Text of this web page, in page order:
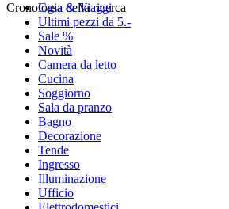
Cronologia della ricerca
Casa & Viaggi
Ultimi pezzi da 5.-
Sale %
Novità
Camera da letto
Cucina
Soggiorno
Sala da pranzo
Bagno
Decorazione
Tende
Ingresso
Illuminazione
Ufficio